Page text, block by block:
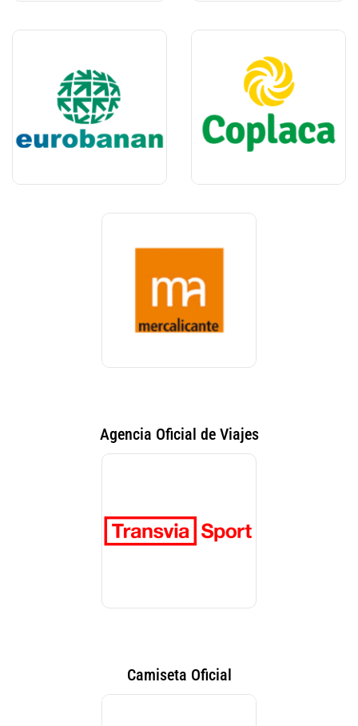
Agencia Oficial de Viajes
Camiseta Oficial